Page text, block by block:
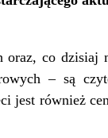
oraz, co dzisiaj
– są
jest również